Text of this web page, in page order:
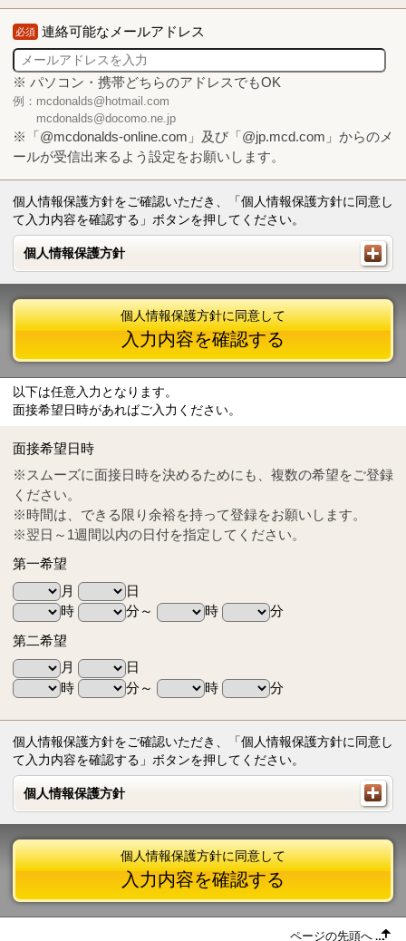
必須 連絡可能なメールアドレス
※ パソコン・携帯どちらのアドレスでもOK
例：mcdonalds@hotmail.com
mcdonalds@docomo.ne.jp
※「@mcdonalds-online.com」及び「@jp.mcd.com」からのメ
ールが受信出来るよう設定をお願いします。
個人情報保護方針をご確認いただき、「個人情報保護方針に同意し
て入力内容を確認する」ボタンを押してください。
個人情報保護方針
個人情報保護方針
Tel
0570-55-0314
個人情報保護方針に同意して
入力内容を確認する
以下は任意入力となります。
面接希望日時があればご入力ください。
面接希望日時
※スムーズに面接日時を決めるためにも、複数の希望をご登録
ください。
※時間は、できる限り余裕を持って登録をお願いします。
※翌日～1週間以内の日付を指定してください。
第一希望
月
日
時
分～ 時
分
第二希望
月
日
時
分～ 時 分
個人情報保護方針をご確認いただき、「個人情報保護方針に同意し
て入力内容を確認する」ボタンを押してください。
個人情報保護方針
個人情報保護方針
個人情報保護方針に同意して
入力内容を確認する
ページの先頭へ